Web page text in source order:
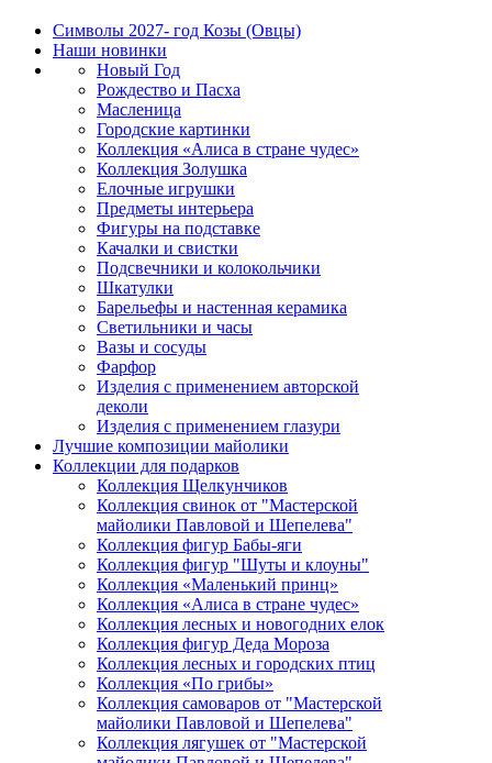
Символы 2027- год Козы (Овцы)
Наши новинки
Новый Год
Рождество и Пасха
Масленица
Городские картинки
Коллекция «Алиса в стране чудес»
Коллекция Золушка
Елочные игрушки
Предметы интерьера
Фигуры на подставке
Качалки и свистки
Подсвечники и колокольчики
Шкатулки
Барельефы и настенная керамика
Светильники и часы
Вазы и сосуды
Фарфор
Изделия с применением авторской
деколи
Изделия с применением глазури
Лучшие композиции майолики
Коллекции для подарков
Коллекция Щелкунчиков
Коллекция свинок от "Мастерской
майолики Павловой и Шепелева"
Коллекция фигур Бабы-яги
Коллекция фигур "Шуты и клоуны"
Коллекция «Маленький принц»
Коллекция «Алиса в стране чудес»
Коллекция лесных и новогодних елок
Коллекция фигур Деда Мороза
Коллекция лесных и городских птиц
Коллекция «По грибы»
Коллекция самоваров от "Мастерской
майолики Павловой и Шепелева"
Коллекция лягушек от "Мастерской